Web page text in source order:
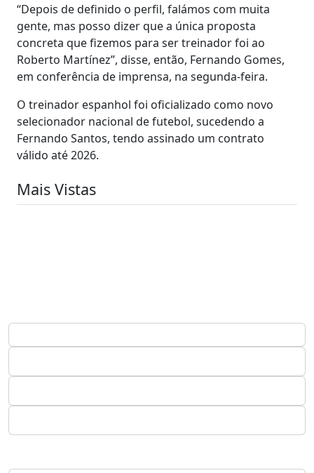
“Depois de definido o perfil, falámos com muita
gente, mas posso dizer que a única proposta
concreta que fizemos para ser treinador foi ao
Roberto Martínez”, disse, então, Fernando Gomes,
em conferência de imprensa, na segunda-feira.
O treinador espanhol foi oficializado como novo
selecionador nacional de futebol, sucedendo a
Fernando Santos, tendo assinado um contrato
válido até 2026.
Mais Vistas